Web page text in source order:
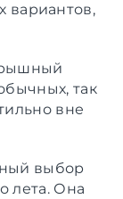
вариантов,
так
вне
выбор
лета. Она